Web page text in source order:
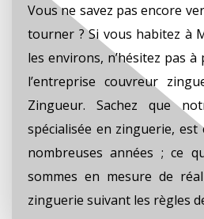
Vous ne savez pas encore
tourner ? Si vous habitez à
les environs, n’hésitez pas
l’entreprise couvreur
Zingueur. Sachez que
spécialisée en zinguerie,
nombreuses années ; ce
sommes en mesure de
zinguerie suivant les règles